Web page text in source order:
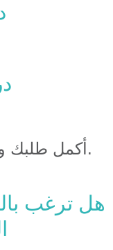
أكمل طلبك واستلم رخصة أعمالك فوراً.
هل ترغب